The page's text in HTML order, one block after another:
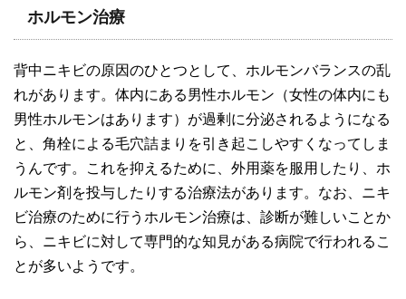
ホルモン治療
背中ニキビの原因のひとつとして、ホルモンバランスの乱
れがあります。体内にある男性ホルモン（女性の体内にも
男性ホルモンはあります）が過剰に分泌されるようになる
と、角栓による毛穴詰まりを引き起こしやすくなってしま
うんです。これを抑えるために、外用薬を服用したり、ホ
ルモン剤を投与したりする治療法があります。なお、ニキ
ビ治療のために行うホルモン治療は、診断が難しいことか
ら、ニキビに対して専門的な知見がある病院で行われるこ
とが多いようです。